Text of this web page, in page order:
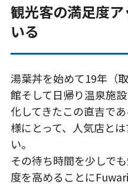
観光客の満足度
いる
湯葉丼を始めて19年（
館そして日帰り温泉施
化してきたこの直吉で
様にとって、人気店と
い。
その待ち時間を少しで
度を高めることに